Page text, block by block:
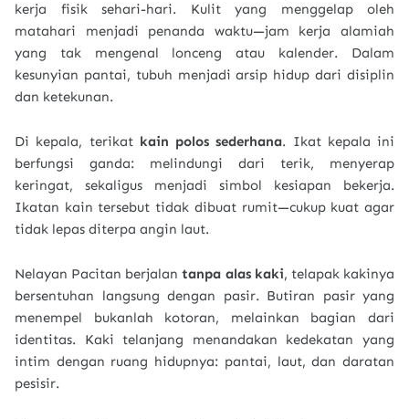
kerja fisik sehari-hari. Kulit yang menggelap oleh
matahari menjadi penanda waktu—jam kerja alamiah
yang tak mengenal lonceng atau kalender. Dalam
kesunyian pantai, tubuh menjadi arsip hidup dari disiplin
dan ketekunan.
Di kepala, terikat kain polos sederhana. Ikat kepala ini
berfungsi ganda: melindungi dari terik, menyerap
keringat, sekaligus menjadi simbol kesiapan bekerja.
Ikatan kain tersebut tidak dibuat rumit—cukup kuat agar
tidak lepas diterpa angin laut.
Nelayan Pacitan berjalantanpa alas kaki, telapak kakinya
bersentuhan langsung dengan pasir. Butiran pasir yang
menempel bukanlah kotoran, melainkan bagian dari
identitas. Kaki telanjang menandakan kedekatan yang
intim dengan ruang hidupnya: pantai, laut, dan daratan
pesisir.